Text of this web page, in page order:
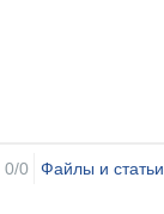
0/0 Файлы и статьи